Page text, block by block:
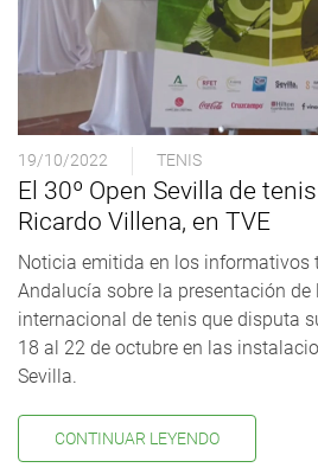
19/10/2022 TENIS
El 30º Open Sevilla de
Ricardo Villena, en TVE
Noticia emitida en los informativos
Andalucía sobre la presentación
internacional de tenis que disputa
18 al 22 de octubre en las
Sevilla.
CONTINUAR LEYENDO